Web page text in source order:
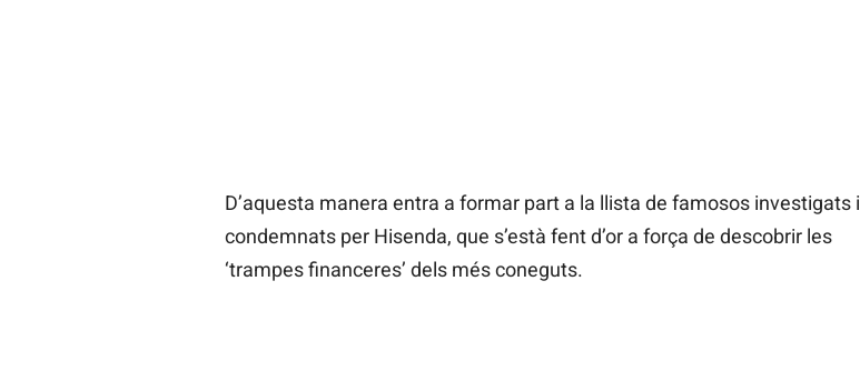
D’aquesta manera entra a formar part a la llista de famosos investigats i
condemnats per Hisenda, que s’està fent d’or a força de descobrir les
‘trampes financeres’ dels més coneguts.